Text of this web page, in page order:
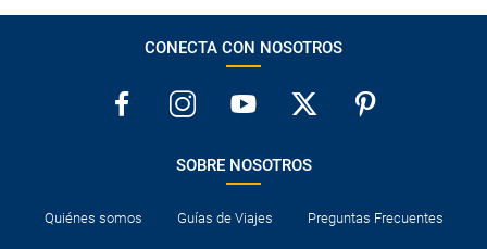
CONECTA CON NOSOTROS
SOBRE NOSOTROS
Quiénes somos Guías de Viajes Preguntas Frecuentes